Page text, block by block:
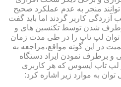
منجر به عدم عملکرد صحیح
کاربر گردند اما باید گفت
شدن توسط تکنسین های و
توان لپ تاپ را در طی مدت زمان
در این گونه مواقع،مراجعه به
و برطرف نمودن ایراد دستگاه
لپ تاپ ایسوس که هر کاربری
به موارد زیر اشاره کرد: